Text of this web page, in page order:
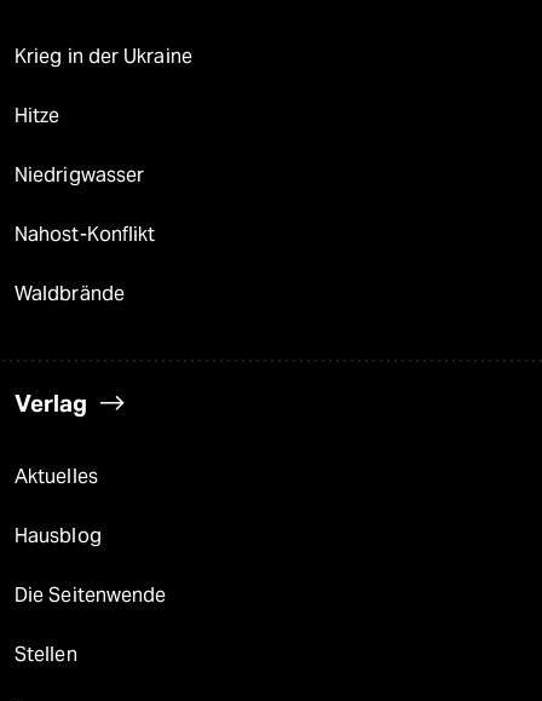
Krieg in der Ukraine
Hitze
Niedrigwasser
Nahost-Konflikt
Waldbrände
Verlag
Aktuelles
Hausblog
Die Seitenwende
Stellen